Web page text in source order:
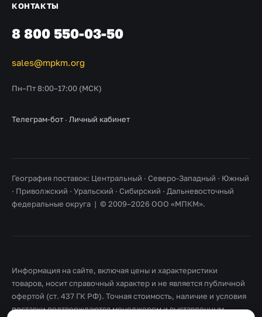
КОНТАКТЫ
8 800 550-03-50
sales@mpkm.org
Пн–Пт 8:00–17:00 (МСК)
Телеграм-бот · Личный кабинет
География поставок: Центральный · Северо-Западный · Южный
· Приволжский · Уральский · Сибирский · Дальневосточный
федеральные округа | © 2009–2026 ООО «МПКМ».
Информация на сайте, включая цены и характеристики
товаров, носит справочный характер и не является публичной
офертой (ст. 437 ГК РФ). Точная стоимость, наличие и условия
поставки подтверждаются менеджером и выставленным